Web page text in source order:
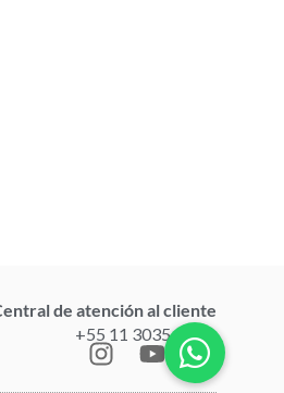
de atención al cliente
+55 11 3035-1211